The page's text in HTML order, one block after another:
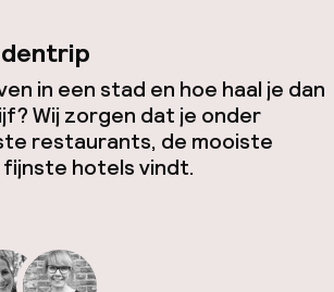
in een stad en hoe haal je dan
Wij zorgen dat je onder
restaurants, de mooiste
hotels vindt.